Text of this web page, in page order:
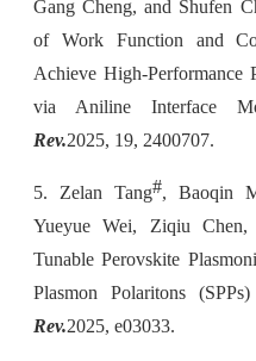
Gang Cheng, and Shufen
of Work Function and
Achieve High-Performance
via Aniline Interface
Rev.2025, 19, 2400707.
5. Zelan Tang#, Baoqin
Yueyue Wei, Ziqiu
Tunable Perovskite
Plasmon Polaritons
Rev.2025, e03033.